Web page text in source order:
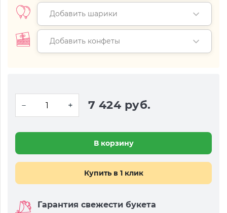
Добавить шарики
Добавить конфеты
7 424 руб.
В корзину
Купить в 1 клик
Гарантия свежести букета